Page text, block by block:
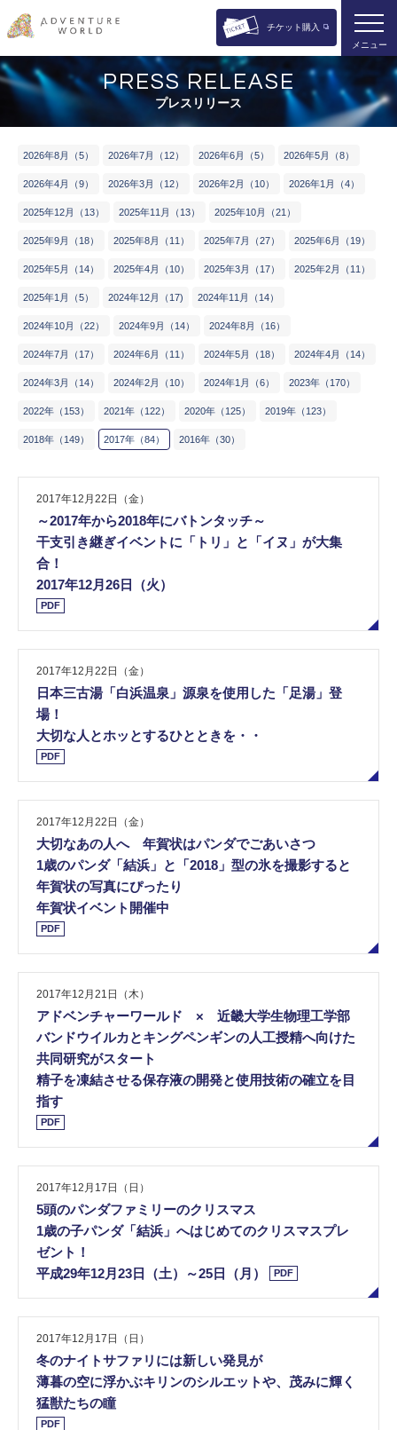
チケット購入
メニュー
PRESS RELEASE
プレスリリース
2​0​2​6​年8月​（5） 2​0​2​6​年7月​（12） 2​0​2​6​年6月​（5） 2​0​2​6​年5月​（8）
2​0​2​6​年4月​（9） 2​0​2​6​年3月​（12） 2​0​2​6​年2月​（10） 2​0​2​6​年​1月​（4）
2​0​2​5​年​12月​（13） 2​0​2​5​年​11月​（13） 2​0​2​5​年​10月​（21）
2​0​2​5​年​9月​（18） 2​0​2​5​年8​月​（11） 2​0​2​5​年​7月​（27） 2​0​2​5​年​6月​（19）
2​0​2​5​年​5月​（14） 2​0​2​5​年​4月​（10） 2​0​2​5​年​3月​（17） 2​0​2​5​年​2月​（11）
2​0​2​5​年​1月​（5） 2​0​2​4​年​12月​（17) 2​0​2​4​年​11月​（14）
2​0​2​4​年​10月​（22） 2​0​2​4​年​9月​（14） 2​0​2​4​年​8月​（16）
2​0​2​4​年​7月​（17） 2​0​2​4​年​6月​（11） 2​0​2​4​年​5月​（18） 2​0​2​4​年​4月​（14）
2​0​2​4年​3月​（14） 2​0​2​4年​2月​（10） 2​0​2​4​年​1月​（6） 2​0​2​3​年​（170）
2​0​2​2​年​（153） 2​0​2​1​年​（122） 2​0​2​0​年​（125） 2​0​1​9​年​（123）
2​0​1​8​年​（149） 2​0​1​7​年​​（​84​） 2​0​1​6​年​（30​）
2017年12月22日（金）
～2017年から2018年にバトンタッチ～
干支引き継ぎイベントに「トリ」と「イヌ」が大集
合！
2017年12月26日（火）
PDF
2017年12月22日（金）
日本三古湯「白浜温泉」源泉を使用した「足湯」登
場！
大切な人とホッとするひとときを・・
PDF
2017年12月22日（金）
大切なあの人へ 年賀状はパンダでごあいさつ
1歳のパンダ「結浜」と「2018」型の氷を撮影すると
年賀状の写真にぴったり
年賀状イベント開催中
PDF
2017年12月21日（木）
アドベンチャーワールド × 近畿大学生物理工学部
バンドウイルカとキングペンギンの人工授精へ向けた
共同研究がスタート
精子を凍結させる保存液の開発と使用技術の確立を目
指す
PDF
2017年12月17日（日）
5頭のパンダファミリーのクリスマス
1歳の子パンダ「結浜」へはじめてのクリスマスプレ
ゼント！
平成29年12月23日（土）～25日（月）
PDF
2017年12月17日（日）
冬のナイトサファリには新しい発見が
薄暮の空に浮かぶキリンのシルエットや、茂みに輝く
猛獣たちの瞳
PDF